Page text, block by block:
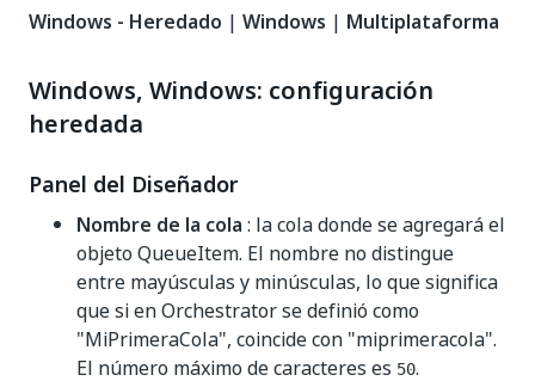
Windows - Heredado | Windows | Multiplataforma
Windows, Windows: configuración
heredada
Panel del Diseñador
Nombre de la cola : la cola donde se agregará el
objeto QueueItem. El nombre no distingue
entre mayúsculas y minúsculas, lo que significa
que si en Orchestrator se definió como
"MiPrimeraCola", coincide con "miprimeracola".
El número máximo de caracteres es 50.